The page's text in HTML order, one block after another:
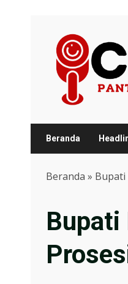
content
Beranda
Beranda » Bupati
Bupati